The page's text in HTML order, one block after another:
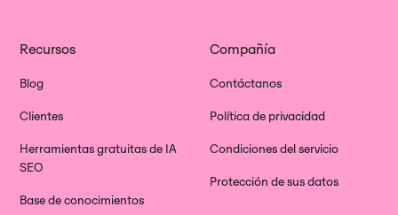
Recursos
Blog
Clientes
Herramientas gratuitas de IA
SEO
Base de conocimientos
Compañía
Contáctanos
Política de privacidad
Condiciones del servicio
Protección de sus datos